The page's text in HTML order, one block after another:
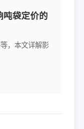
吨袋定价的
，本文详解影